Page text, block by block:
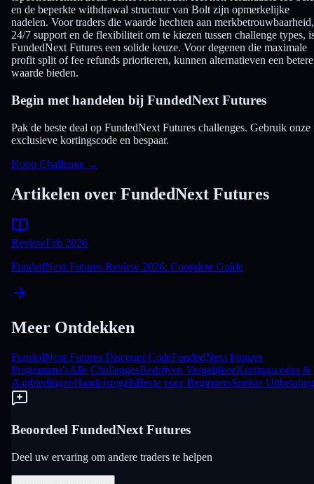
en de beperkte withdrawal structuur van Bolt zijn opmerkelijke
nadelen. Voor traders die waarde hechten aan merkbetrouwbaarheid,
24/7 support en de flexibiliteit om te kiezen tussen challenge types,
FundedNext Futures een solide keuze. Voor degenen die maximale
profit split of fee refunds prioriteren, kunnen alternatieven een betere
waarde bieden.
Begin met handelen bij FundedNext Futures
Pak de beste deal op FundedNext Futures challenges. Gebruik onze
exclusieve kortingscode en bespaar.
Koop Challenge →
Artikelen over FundedNext Futures
ReviewFeb 2026
FundedNext Futures Review 2026: Complete Guide
Meer Ontdekken
FundedNext Futures Discount CodeFundedNext Futures
Programma'sAlle ChallengesBedrijven VergelijkenKortingscodes &
AanbiedingenHandelsregelsBeste voor BeginnersSnelste
Beoordeel FundedNext Futures
Deel uw ervaring om andere traders te helpen